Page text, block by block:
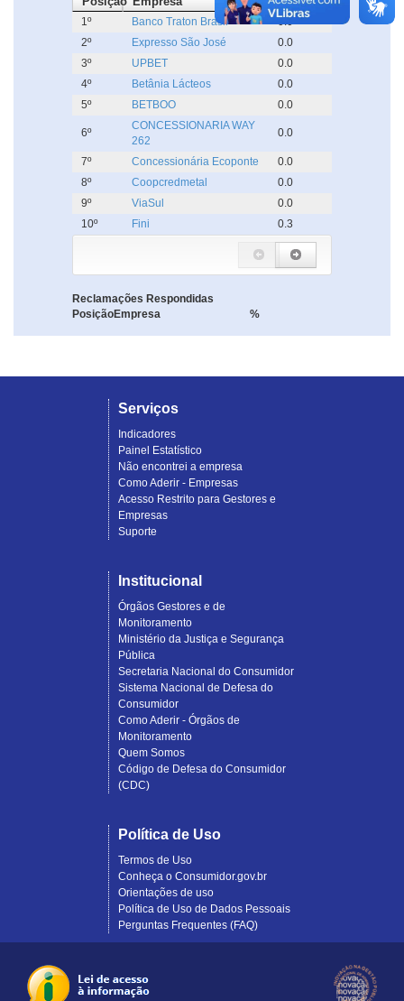
1º Banco Traton Brasil
0.0
2º
Expresso São José
0.0
3º
UPBET
0.0
4º
Betânia Lácteos
0.0
5º
BETBOO 0.0
6º
CONCESSIONARIA WAY
262
0.0
7º Concessionária Ecoponte
0.0
8º
Coopcredmetal
0.0
9º
ViaSul
0.0
10º
Fini 0.3
Reclamações Respondidas
PosiçãoEmpresa %
Serviços
Indicadores
Painel Estatístico
Não encontrei a empresa
Como Aderir - Empresas
Acesso Restrito para Gestores e
Empresas
Suporte
Institucional
Órgãos Gestores e de
Monitoramento
Ministério da Justiça e Segurança
Pública
Secretaria Nacional do Consumidor
Sistema Nacional de Defesa do
Consumidor
Como Aderir - Órgãos de
Monitoramento
Quem Somos
Código de Defesa do Consumidor
(CDC)
Política de Uso
Termos de Uso
Conheça o Consumidor.gov.br
Orientações de uso
Política de Uso de Dados Pessoais
Perguntas Frequentes (FAQ)